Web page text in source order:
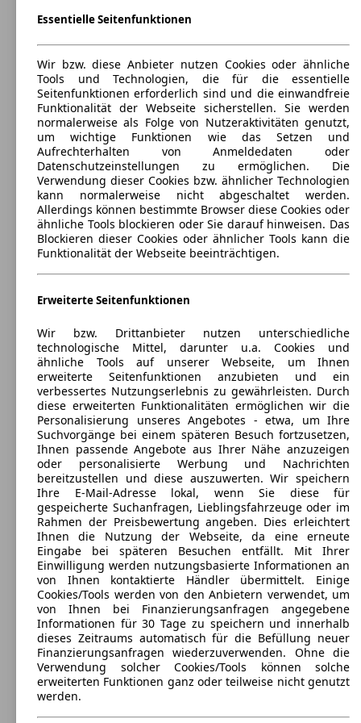
Maße (L/B/H):
147 KW (200 PS)
Türen:
4
Sitze:
5
Kofferraum:
405 - 405 Liter
Anhängelast:
1400 - 1700 kg
Alfa Romeo 159 Diesel (2005 - 2011)
Maße (L/B/H):
ab 4661 x 1829 x 1417 mm
Leistung:
121 KW (165 PS)
Türen:
4
Sitze:
5
Essentielle Seitenfunktionen
Wir bzw. diese Anbieter nutzen Cookies oder ähnliche
Tools und Technologien, die für die essentielle
Seitenfunktionen erforderlich sind und die einwandfreie
Funktionalität der Webseite sicherstellen. Sie werden
normalerweise als Folge von Nutzeraktivitäten genutzt,
um wichtige Funktionen wie das Setzen und
Aufrechterhalten von Anmeldedaten oder
Datenschutzeinstellungen zu ermöglichen. Die
Verwendung dieser Cookies bzw. ähnlicher Technologien
kann normalerweise nicht abgeschaltet werden.
Allerdings können bestimmte Browser diese Cookies oder
ähnliche Tools blockieren oder Sie darauf hinweisen. Das
Blockieren dieser Cookies oder ähnlicher Tools kann die
Funktionalität der Webseite beeinträchtigen.
Erweiterte Seitenfunktionen
Wir bzw. Drittanbieter nutzen unterschiedliche
technologische Mittel, darunter u.a. Cookies und
ähnliche Tools auf unserer Webseite, um Ihnen
erweiterte Seitenfunktionen anzubieten und ein
verbessertes Nutzungserlebnis zu gewährleisten. Durch
diese erweiterten Funktionalitäten ermöglichen wir die
Personalisierung unseres Angebotes - etwa, um Ihre
Suchvorgänge bei einem späteren Besuch fortzusetzen,
Ihnen passende Angebote aus Ihrer Nähe anzuzeigen
oder personalisierte Werbung und Nachrichten
bereitzustellen und diese auszuwerten. Wir speichern
Ihre E-Mail-Adresse lokal, wenn Sie diese für
gespeicherte Suchanfragen, Lieblingsfahrzeuge oder im
Rahmen der Preisbewertung angeben. Dies erleichtert
Ihnen die Nutzung der Webseite, da eine erneute
Eingabe bei späteren Besuchen entfällt. Mit Ihrer
Einwilligung werden nutzungsbasierte Informationen an
von Ihnen kontaktierte Händler übermittelt. Einige
Cookies/Tools werden von den Anbietern verwendet, um
von Ihnen bei Finanzierungsanfragen angegebene
Informationen für 30 Tage zu speichern und innerhalb
dieses Zeitraums automatisch für die Befüllung neuer
Finanzierungsanfragen wiederzuverwenden. Ohne die
Verwendung solcher Cookies/Tools können solche
erweiterten Funktionen ganz oder teilweise nicht genutzt
werden.